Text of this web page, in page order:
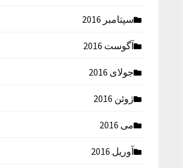
سپتامبر 2016
آگوست 2016
جولای 2016
ژوئن 2016
می 2016
آوریل 2016